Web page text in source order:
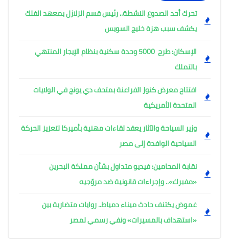
تحرك أحد الصدوع النشطة.. رئيس قسم الزلازل بمعهد الفلك
يكشف سبب هزة خليج السويس
الإسكان: طرح 5000 وحدة سكنية بنظام الإيجار المنتهي
بالتملك
افتتاح معرض كنوز الفراعنة بمتحف دي يونج في الولايات
المتحدة الأمريكية
وزير السياحة والآثار يعقد لقاءات مهنية بأميركا لتعزيز الحركة
السياحية الوافدة إلى مصر
نقابة المحامين: فيديو متداول بشأن مملكة البحرين
«مفبرك».. وإجراءات قانونية ضد مروّجيه
غموض يكتنف حادث ميناء دمياط.. روايات متضاربة بين
«استهداف بالمسيرات» ونفي رسمي لمصر